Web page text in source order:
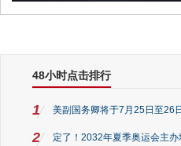
48小时点击排行
1 美副国务卿将于7月25日至26
2 定了！2032年夏季奥运会主